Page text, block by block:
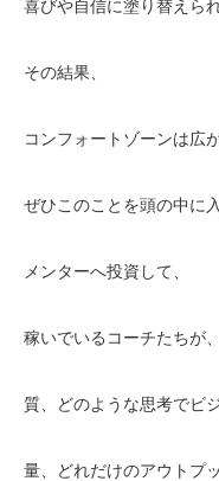
喜びや自信に塗り替えら
その結果、
コンフォートゾーンは広
ぜひこのことを頭の中に入
メンターへ投資して、
稼いでいるコーチたちが、
質、どのような思考でビ
量、どれだけのアウトプ